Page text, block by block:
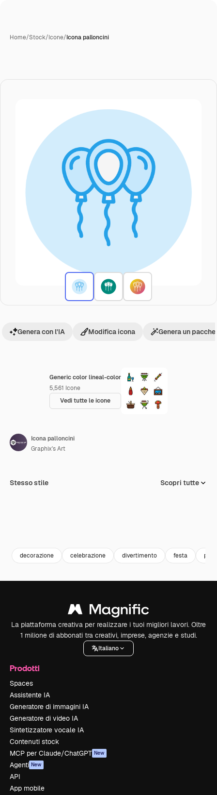
Home/Stock/Icone/Icona palloncini
Generic color lineal-color
5,561 Icone
Vedi tutte le icone
Genera con l'IA Modifica icona Genera un
Icona palloncini
Graphix's Art
Stesso stile Scopri tutte
decorazione celebrazione divertimento festa
La piattaforma creativa per realizzare i tuoi migliori lavori. Oltre
1 milione di abbonati tra creativi, imprese, agenzie e studi.
Italiano
Prodotti
Spaces
Assistente IA
Generatore di immagini IA
Generatore di video IA
Sintetizzatore vocale IA
Contenuti stock
MCP per Claude/ChatGPT New
Agenti New
API
App mobile